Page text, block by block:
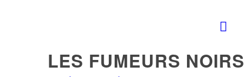
LES FUMEURS NOIRS